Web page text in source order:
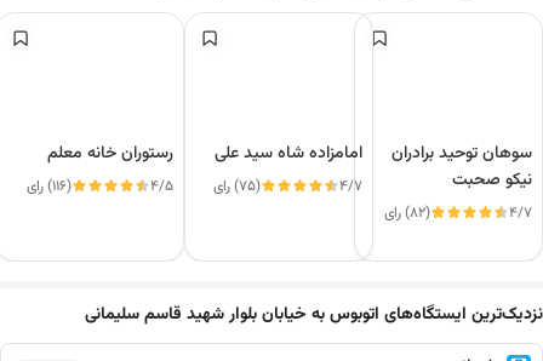
سوهان توحید برادران
نیکو صحبت
4/7 (82) رای
امامزاده شاه سید علی
4/7 (75) رای
رستوران خانه معلم
4/5 (116) رای
نزدیک‌ترین ایستگاه‌های اتوبوس به خیابان بلوار شهید قاسم سلیمانی
این دور و بر